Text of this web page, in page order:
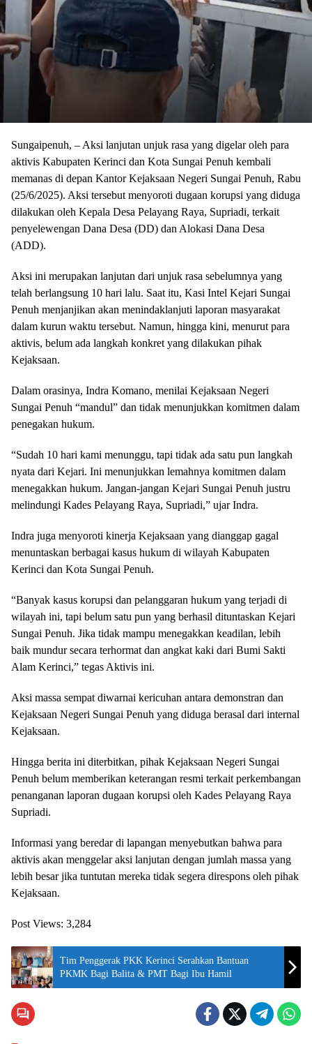
Sungaipenuh, – Aksi lanjutan unjuk rasa yang digelar oleh para
aktivis Kabupaten Kerinci dan Kota Sungai Penuh kembali
memanas di depan Kantor Kejaksaan Negeri Sungai Penuh, Rabu
(25/6/2025). Aksi tersebut menyoroti dugaan korupsi yang diduga
dilakukan oleh Kepala Desa Pelayang Raya, Supriadi, terkait
penyelewengan Dana Desa (DD) dan Alokasi Dana Desa
(ADD).
Aksi ini merupakan lanjutan dari unjuk rasa sebelumnya yang
telah berlangsung 10 hari lalu. Saat itu, Kasi Intel Kejari Sungai
Penuh menjanjikan akan menindaklanjuti laporan masyarakat
dalam kurun waktu tersebut. Namun, hingga kini, menurut para
aktivis, belum ada langkah konkret yang dilakukan pihak
Kejaksaan.
Dalam orasinya, Indra Komano, menilai Kejaksaan Negeri
Sungai Penuh “mandul” dan tidak menunjukkan komitmen dalam
penegakan hukum.
“Sudah 10 hari kami menunggu, tapi tidak ada satu pun langkah
nyata dari Kejari. Ini menunjukkan lemahnya komitmen dalam
menegakkan hukum. Jangan-jangan Kejari Sungai Penuh justru
melindungi Kades Pelayang Raya, Supriadi,” ujar Indra.
Indra juga menyoroti kinerja Kejaksaan yang dianggap gagal
menuntaskan berbagai kasus hukum di wilayah Kabupaten
Kerinci dan Kota Sungai Penuh.
“Banyak kasus korupsi dan pelanggaran hukum yang terjadi di
wilayah ini, tapi belum satu pun yang berhasil dituntaskan Kejari
Sungai Penuh. Jika tidak mampu menegakkan keadilan, lebih
baik mundur secara terhormat dan angkat kaki dari Bumi Sakti
Alam Kerinci,” tegas Aktivis ini.
Aksi massa sempat diwarnai kericuhan antara demonstran dan
Kejaksaan Negeri Sungai Penuh yang diduga berasal dari internal
Kejaksaan.
Hingga berita ini diterbitkan, pihak Kejaksaan Negeri Sungai
Penuh belum memberikan keterangan resmi terkait perkembangan
penanganan laporan dugaan korupsi oleh Kades Pelayang Raya
Supriadi.
Informasi yang beredar di lapangan menyebutkan bahwa para
aktivis akan menggelar aksi lanjutan dengan jumlah massa yang
lebih besar jika tuntutan mereka tidak segera direspons oleh pihak
Kejaksaan.
Post Views: 3,284
Tim Penggerak PKK Kerinci Serahkan Bantuan
PKMK Bagi Balita & PMT Bagi Ibu Hamil